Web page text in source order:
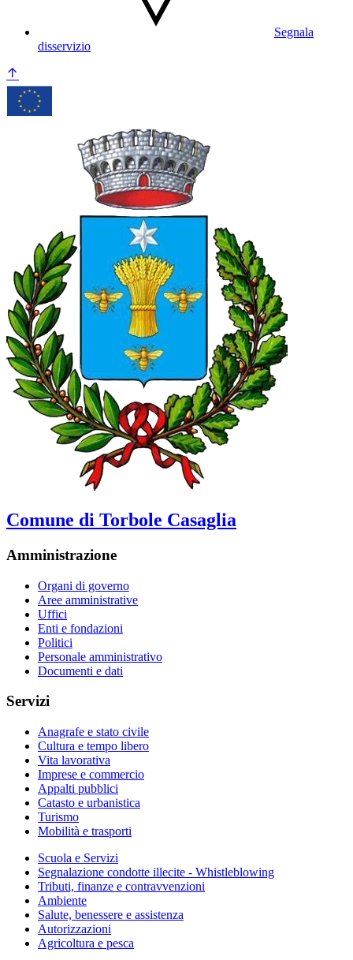
Segnala
disservizio
Comune di Torbole Casaglia
Amministrazione
Organi di governo
Aree amministrative
Uffici
Enti e fondazioni
Politici
Personale amministrativo
Documenti e dati
Servizi
Anagrafe e stato civile
Cultura e tempo libero
Vita lavorativa
Imprese e commercio
Appalti pubblici
Catasto e urbanistica
Turismo
Mobilità e trasporti
Scuola e Servizi
Segnalazione condotte illecite - Whistleblowing
Tributi, finanze e contravvenzioni
Ambiente
Salute, benessere e assistenza
Autorizzazioni
Agricoltura e pesca